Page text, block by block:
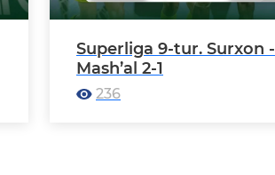
Superliga 9-tur. Surxon -
Mash’al 2-1
236